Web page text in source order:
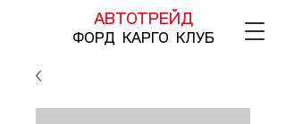
АВТОТРЕЙД
ФОРД КАРГО КЛУБ